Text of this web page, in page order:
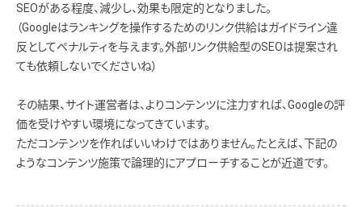
SEOがある程度、減少し、効果も限定的となりました。
（Googleはランキングを操作するためのリンク供給はガイドライン違
反としてペナルティを与えます。外部リンク供給型のSEOは提案され
ても依頼しないでくださいね）
その結果、サイト運営者は、よりコンテンツに注力すれば、Googleの評
価を受けやすい環境になってきています。
ただコンテンツを作ればいいわけではありません。たとえば、下記の
ようなコンテンツ施策で論理的にアプローチすることが近道です。